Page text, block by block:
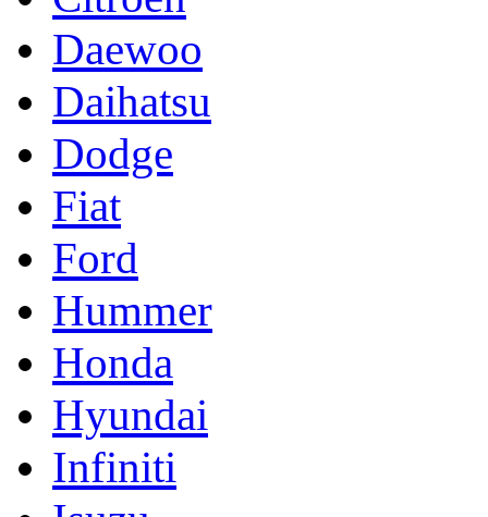
Daewoo
Daihatsu
Dodge
Fiat
Ford
Hummer
Honda
Hyundai
Infiniti